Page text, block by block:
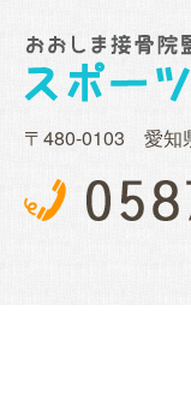
〒480-0103 愛知